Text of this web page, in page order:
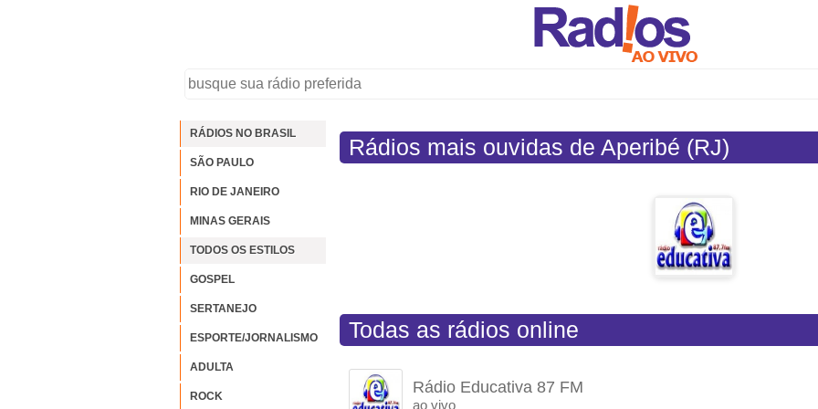
RÁDIOS NO BRASIL
SÃO PAULO
RIO DE JANEIRO
MINAS GERAIS
TODOS OS ESTILOS
GOSPEL
SERTANEJO
ESPORTE/JORNALISMO
ADULTA
ROCK
Rádios mais ouvidas de Aperibé (RJ)
Todas as rádios online
Rádio Educativa 87 FM
ao vivo